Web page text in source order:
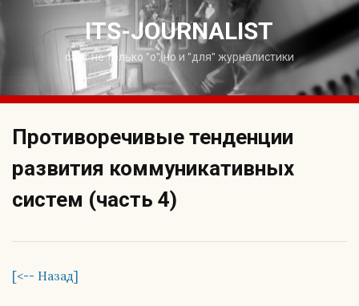
to
content
ITS-JOURNALIST
сайт не только "о", но и "для" журналистики
Противоречивые тенденции
развития коммуникативных
систем (часть 4)
[<-- Назад]